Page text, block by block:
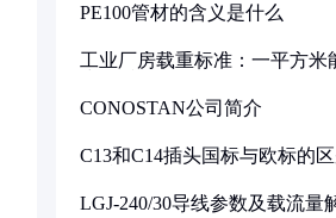
PE100管材的含义是什么
工业厂房载重标准：一平方米
CONOSTAN公司简介
C13和C14插头国标与欧标的
LGJ-240/30导线参数及载流量